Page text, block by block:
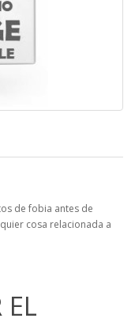
de fobia antes de
cosa relacionada a